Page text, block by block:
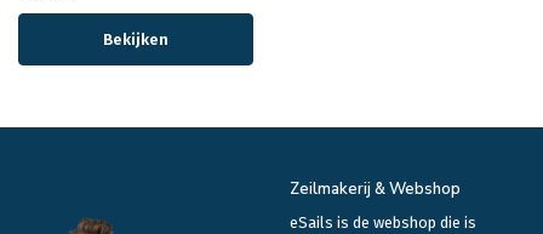
Bekijken
Zeilmakerij & Webshop
eSails is de webshop die is